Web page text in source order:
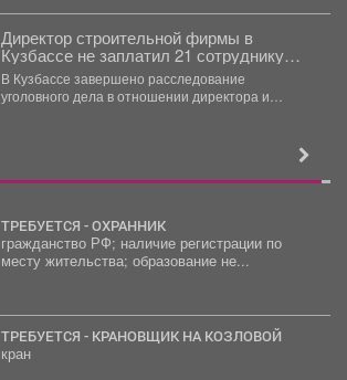
Директор строительной фирмы в
Кузбассе не заплатил 21 сотруднику
деньги
В Кузбассе завершено расследование
уголовного дела в отношении директора и
ТРЕБУЕТСЯ - ОХРАННИК
гражданство РФ; наличие регистрации по
месту жительства; образование не...
ТРЕБУЕТСЯ - КРАНОВЩИК НА КОЗЛОВОЙ
кран